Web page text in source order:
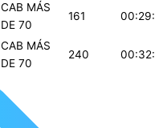
CAB MÁS
DE 70
161
CAB MÁS
DE 70
240